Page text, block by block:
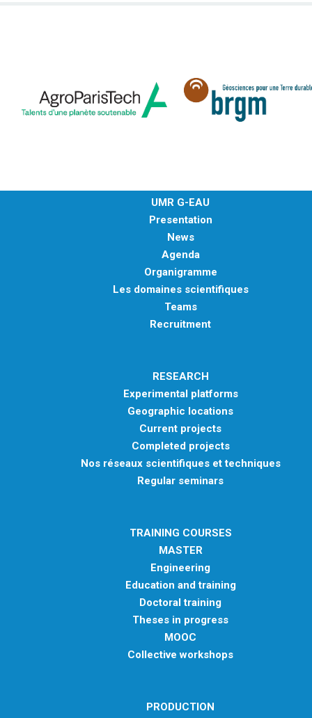
UMR G-EAU
Presentation
News
Agenda
Organigramme
Les domaines scientifiques
Teams
Recruitment
RESEARCH
Experimental platforms
Geographic locations
Current projects
Completed projects
Nos réseaux scientifiques et techniques
Regular seminars
TRAINING COURSES
MASTER
Engineering
Education and training
Doctoral training
Theses in progress
MOOC
Collective workshops
PRODUCTION